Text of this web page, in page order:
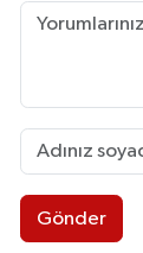
Gönder